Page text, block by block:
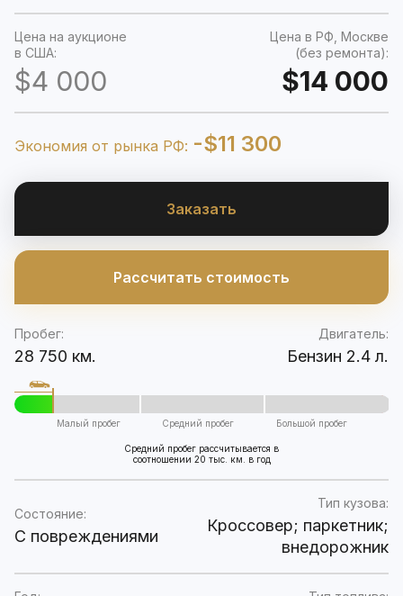
Цена на аукционе
в США:
$4 000
Цена в РФ, Москве
(без ремонта):
$14 000
Экономия от рынка РФ: -$11 300
Заказать
Рассчитать стоимость
Пробег:
28 750 км.
Двигатель:
Бензин 2.4 л.
Малый пробег Средний пробег Большой пробег
Средний пробег рассчитывается в
соотношении 20 тыс. км. в год
Состояние:
C повреждениями
Тип кузова:
Кроссовер; паркетник;
внедорожник